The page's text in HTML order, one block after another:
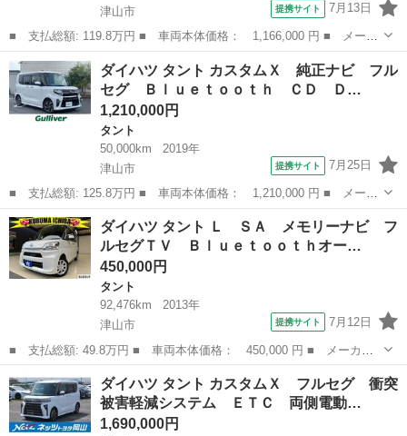
津山市
提携サイト 7月13日
■ 支払総額: 119.8万円 ■ 車両本体価格： 1,166,000 円 ■ メーカ
ー名： ダイハツ ■ 車種名： タント ■ グレード名： Ｘ 純正
ナビ（Ｂｌｕｅｔｏｏｔｈ＋フルセグ）／ＤＶＤ再生機能有／前方ド
ライブレ...
岡山 津山市 タント
ダイハツ タント カスタムＸ 純正ナビ フル
セグ Ｂｌｕｅｔｏｏｔｈ ＣＤ Ｄ…
1,210,000円
タント
50,000km
2019年
津山市
提携サイト 7月25日
■ 支払総額: 125.8万円 ■ 車両本体価格： 1,210,000 円 ■ メーカ
ー名： ダイハツ ■ 車種名： タント ■ グレード名： カスタム
Ｘ 純正ナビ フルセグ Ｂｌｕｅｔｏｏｔｈ ＣＤ ＤＶＤ バッ
クカメラ...
岡山 津山市 タント
ダイハツ タント Ｌ ＳＡ メモリーナビ フ
ルセグＴＶ Ｂｌｕｅｔｏｏｔｈオー…
450,000円
タント
92,476km
2013年
津山市
提携サイト 7月12日
■ 支払総額: 49.8万円 ■ 車両本体価格： 450,000 円 ■ メーカー
名： ダイハツ ■ 車種名： タント ■ グレード名： Ｌ ＳＡ
メモリーナビ フルセグＴＶ Ｂｌｕｅｔｏｏｔｈオーディオ アイ
ドリングスト...
岡山 津山市 タント
ダイハツ タント カスタムＸ フルセグ 衝突
被害軽減システム ＥＴＣ 両側電動…
1,690,000円